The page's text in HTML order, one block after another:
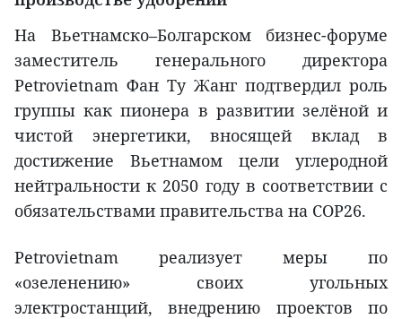
На Вьетнамско–Болгарском бизнес-форуме
заместитель генерального директора
Petrovietnam Фан Ту Жанг подтвердил роль
группы как пионера в развитии зелёной и
чистой энергетики, вносящей вклад в
достижение Вьетнамом цели углеродной
нейтральности к 2050 году в соответствии с
обязательствами правительства на COP26.
Petrovietnam реализует меры по
«озеленению» своих угольных
электростанций, внедрению проектов по